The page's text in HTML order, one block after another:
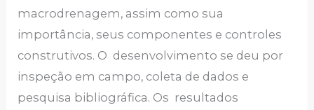
macrodrenagem, assim como sua
importância, seus componentes e controles
construtivos. O desenvolvimento se deu por
inspeção em campo, coleta de dados e
pesquisa bibliográfica. Os resultados